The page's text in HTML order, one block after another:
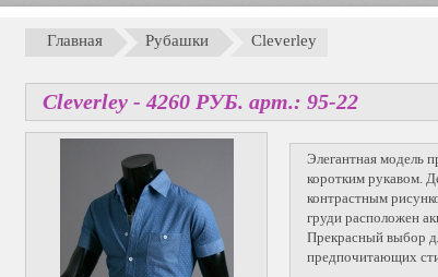
Главная Рубашки Cleverley
Cleverley -4260 PУБ. арт.: 95-22
Элегантная модель
коротким рукавом.
контрастным
груди расположен
Прекрасный выбор
предпочитающих